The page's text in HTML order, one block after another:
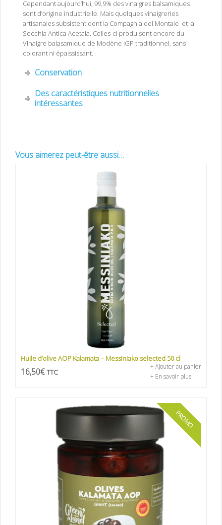
Cependant aujourd’hui, 99,9% des vinaigres balsamiques
sont d’origine industrielle. Mais quelques vinaigreries
artisanales subsistent dont la Compagnia del Montale et la
Secchia Antica Acetaia. Celles-ci produisent encore du
Vinaigre balasamique de Modène IGP traditionnel, sans
colorant ni épaississant.
Conservation
Des caractéristiques nutritionnelles
intéressantes
Vous aimerez peut-être aussi…
Huile d’olive AOP Kalamata – Messiniako selected 50 cl
16,50€ TTC
+ Ajouter au panier
+ En savoir plus
PROMO